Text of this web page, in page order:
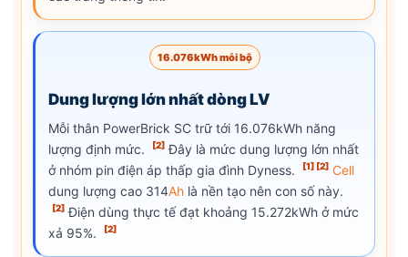
16.076kWh mỗi bộ
Dung lượng lớn nhất dòng LV
Mỗi thân PowerBrick SC trữ tới 16.076kWh năng
lượng định mức.
[2] Đây là mức dung lượng lớn nhất
ở nhóm pin điện áp thấp gia đình Dyness.
[1] [2] Cell
dung lượng cao 314Ah là nền tạo nên con số này.
[2] Điện dùng thực tế đạt khoảng 15.272kWh ở mức
xả 95%.
[2]